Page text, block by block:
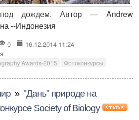
под дождем. Автор — Andrew
--Индонезия
0
16.12.2014 11:24
Awards-2015 Фотоконкурсы
» "Дань" природе на
Society of Biology